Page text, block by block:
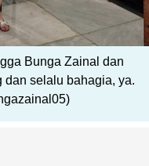
Bunga Zainal dan
selalu bahagia, ya.